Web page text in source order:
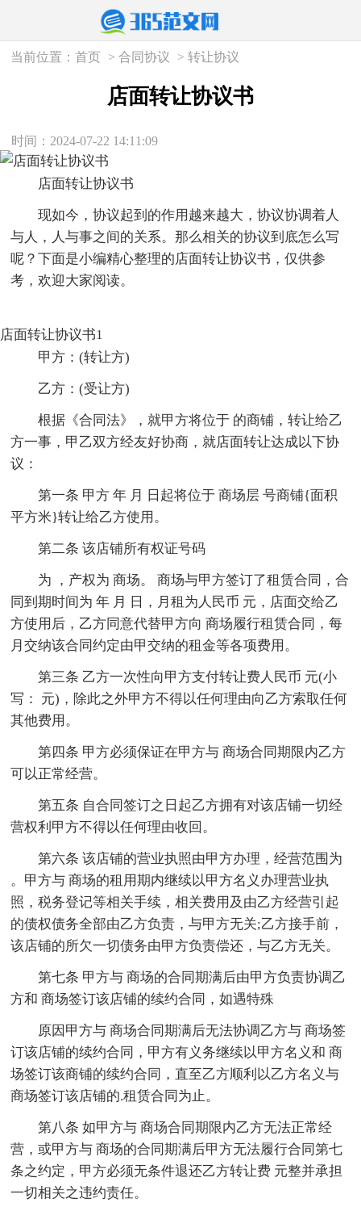
当前位置：首页 >合同协议 >转让协议
店面转让协议书
时间：2024-07-22 14:11:09
店面转让协议书
现如今，协议起到的作用越来越大，协议协调着人
与人，人与事之间的关系。那么相关的协议到底怎么写
呢？下面是小编精心整理的店面转让协议书，仅供参
考，欢迎大家阅读。
店面转让协议书1
甲方：(转让方)
乙方：(受让方)
根据《合同法》，就甲方将位于 的商铺，转让给乙
方一事，甲乙双方经友好协商，就店面转让达成以下协
议：
第一条 甲方 年 月 日起将位于 商场层 号商铺{面积
平方米}转让给乙方使用。
第二条 该店铺所有权证号码
为 ，产权为 商场。 商场与甲方签订了租赁合同，合
同到期时间为 年 月 日，月租为人民币 元，店面交给乙
方使用后，乙方同意代替甲方向 商场履行租赁合同，每
月交纳该合同约定由甲交纳的租金等各项费用。
第三条 乙方一次性向甲方支付转让费人民币 元(小
写： 元)，除此之外甲方不得以任何理由向乙方索取任何
其他费用。
第四条 甲方必须保证在甲方与 商场合同期限内乙方
可以正常经营。
第五条 自合同签订之日起乙方拥有对该店铺一切经
营权利甲方不得以任何理由收回。
第六条 该店铺的营业执照由甲方办理，经营范围为
。甲方与 商场的租用期内继续以甲方名义办理营业执
照，税务登记等相关手续，相关费用及由乙方经营引起
的债权债务全部由乙方负责，与甲方无关;乙方接手前，
该店铺的所欠一切债务由甲方负责偿还，与乙方无关。
第七条 甲方与 商场的合同期满后由甲方负责协调乙
方和 商场签订该店铺的续约合同，如遇特殊
原因甲方与 商场合同期满后无法协调乙方与 商场签
订该店铺的续约合同，甲方有义务继续以甲方名义和 商
场签订该商铺的续约合同，直至乙方顺利以乙方名义与
商场签订该店铺的.租赁合同为止。
第八条 如甲方与 商场合同期限内乙方无法正常经
营，或甲方与 商场的合同期满后甲方无法履行合同第七
条之约定，甲方必须无条件退还乙方转让费 元整并承担
一切相关之违约责任。